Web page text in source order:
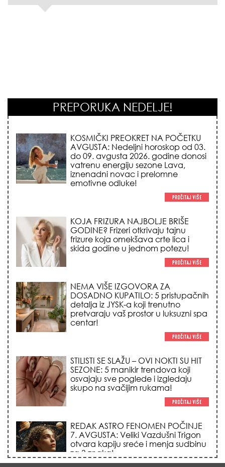
PREPORUKA NEDELJE!
KOJA FRIZURA NAJBOLJE BRIŠE
GODINE? Frizeri otkrivaju tajnu
frizure koja omekšava crte lica i
skida godine u jednom potezu!
NEMA VIŠE IZGOVORA ZA
detalja iz JYSK-a koji trenutno
pretvaraju vaš prostor u luksuzni spa
centar!
SEZONE: 5 manikir trendova koji
osvajaju sve poglede i izgledaju
skupo na svačijim rukama!
REDAK ASTRO FENOMEN POČINJE
otvara kapiju sreće i menja sudbinu
za 3 znaka!
LJUDI U SRBIJI MASOVNO KUPUJU
peškirom i ledom koji rashlađuje stan
na +35 za 10 minuta (BEZ KLIME)!